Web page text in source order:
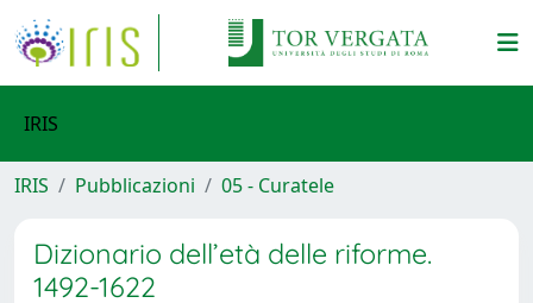
IRIS
IRIS Pubblicazioni 05 - Curatele
Dizionario dell’età delle riforme.
1492-1622